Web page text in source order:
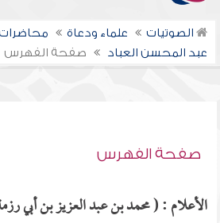
الصوتيات علماء ودعاة
عبد المحسن العباد
صفحة الفهرس
صفحة الفهرس
الأعلام : ( محمد بن عبد العزيز بن أبي